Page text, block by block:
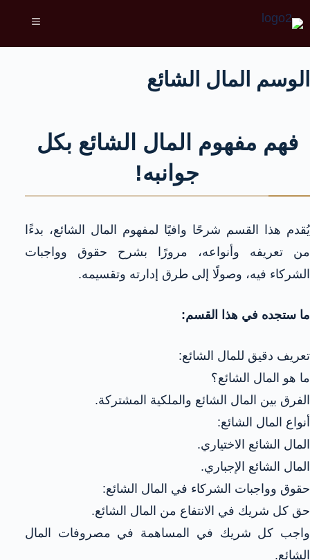
الوسم المال الشائع
فهم مفهوم المال الشائع بكل
جوانبه!
يُقدم هذا القسم شرحًا وافيًا لمفهوم المال الشائع، بدءًا
من تعريفه وأنواعه، مرورًا بشرح حقوق وواجبات
الشركاء فيه، وصولًا إلى طرق إدارته وتقسيمه.
ما ستجده في هذا القسم:
تعريف دقيق للمال الشائع:
ما هو المال الشائع؟
الفرق بين المال الشائع والملكية المشتركة.
أنواع المال الشائع:
المال الشائع الاختياري.
المال الشائع الإجباري.
حقوق وواجبات الشركاء في المال الشائع:
حق كل شريك في الانتفاع من المال الشائع.
واجب كل شريك في المساهمة في مصروفات المال
الشائع.